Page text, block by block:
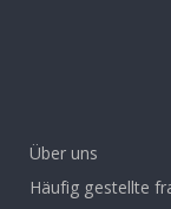
Über uns
Häufig gestellte